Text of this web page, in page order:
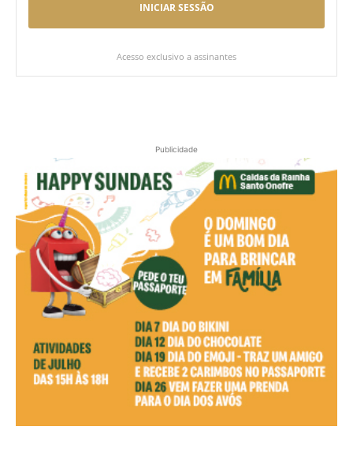
INICIAR SESSÃO
Acesso exclusivo a assinantes
Publicidade